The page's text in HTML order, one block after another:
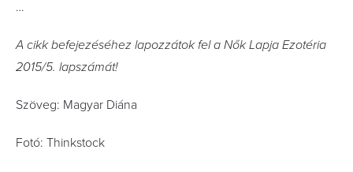
…
A cikk befejezéséhez lapozzátok fel a Nők Lapja Ezotéria
2015/5. lapszámát!
Szöveg: Magyar Diána
Fotó: Thinkstock